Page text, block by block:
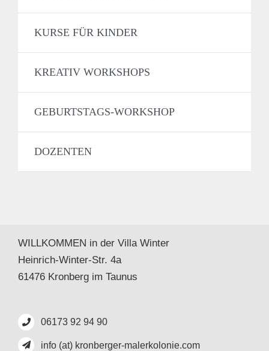
KURSE FÜR KINDER
KREATIV WORKSHOPS
GEBURTSTAGS-WORKSHOP
DOZENTEN
WILLKOMMEN in der Villa Winter
Heinrich-Winter-Str. 4a
61476 Kronberg im Taunus
06173 92 94 90
info (at) kronberger-malerkolonie.com